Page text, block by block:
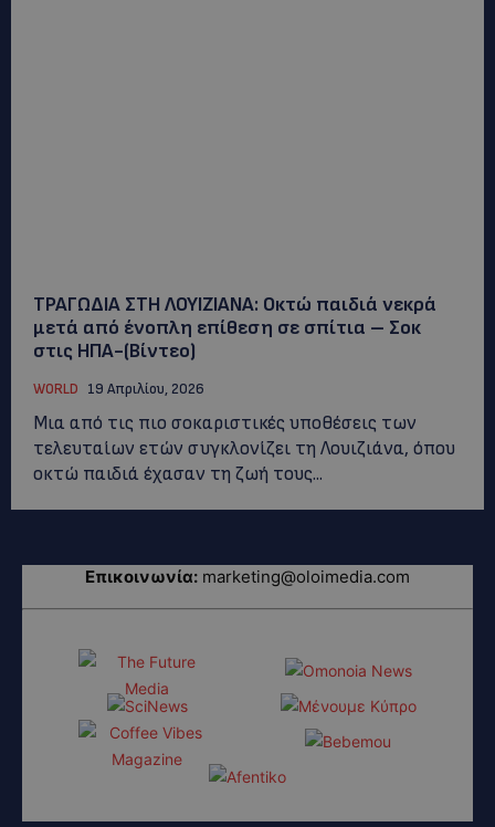
ΤΡΑΓΩΔΙΑ ΣΤΗ ΛΟΥΙΖΙΑΝΑ: Οκτώ παιδιά νεκρά
μετά από ένοπλη επίθεση σε σπίτια – Σοκ
στις ΗΠΑ-(Βίντεο)
WORLD 19 Απριλίου, 2026
Μια από τις πιο σοκαριστικές υποθέσεις των
τελευταίων ετών συγκλονίζει τη Λουιζιάνα, όπου
οκτώ παιδιά έχασαν τη ζωή τους...
Επικοινωνία: marketing@oloimedia.com